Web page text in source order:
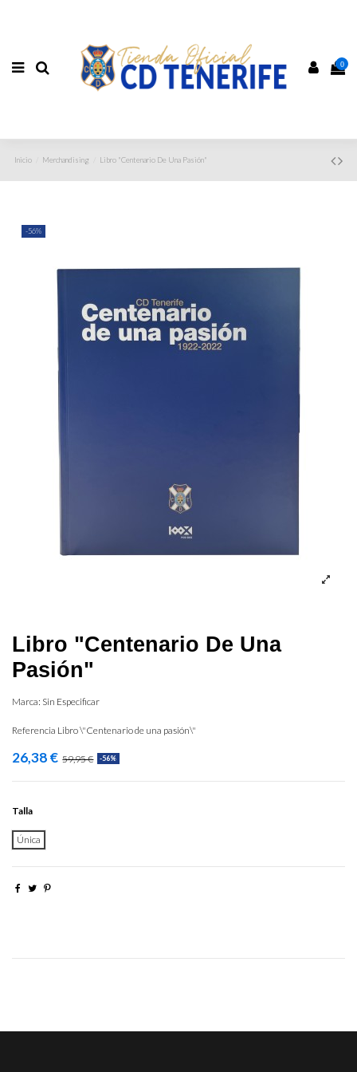
0
Inicio Merchandising Libro "Centenario De Una Pasión"
-56%
Libro "Centenario De Una
Pasión"
Marca: Sin Especificar
Referencia Libro \"Centenario de una pasión\"
26,38 € 59,95 € -56%
Talla
Única